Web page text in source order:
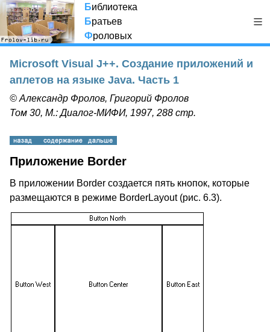
Библиотека
Братьев
Фроловых
Microsoft Visual J++. Создание приложений и
аплетов на языке Java. Часть 1
© Александр Фролов, Григорий Фролов
Том 30, М.: Диалог-МИФИ, 1997, 288 стр.
Приложение Border
В приложении Border создается пять кнопок, которые
размещаются в режиме BorderLayout (рис. 6.3).